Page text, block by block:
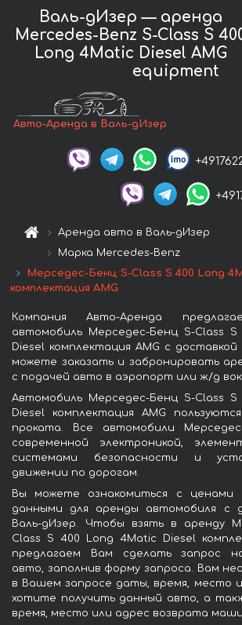
Валь-дИзер — аренда
Mercedes-Benz S-Class S
Long 4Matic Diesel AMG
equipment
Авто-Аренда в Валь-дИзер
Аренда авто в Валь-дИзер
Марка Mercedes-Benz
Мерседес-Бенц S-Class S 400 Long
комплектация AMG
Компания Авто-Аренда
автомобиль Мерседес-Бенц S-Class
Diesel комплектация AMG с
можете заказать и забронировать
с подачей авто в аэропорт или ж/д
Автомобиль Мерседес-Бенц S-Class
Diesel комплектация AMG
проката. Все автомобили
современной электроникой,
системами безопасности и
движении по дорогам.
Вы можете ознакомиться с ценами
данными для аренды автомобиля с
Валь-дИзер. Чтобы взять в аренду
Class S 400 Long 4Matic Diesel
предлагаем Вам сделать запрос
авто, заполнив форму запроса. Вам
в Вашем запросе даты, время, место
хотите получить данный авто, а
время, место или адрес возврата